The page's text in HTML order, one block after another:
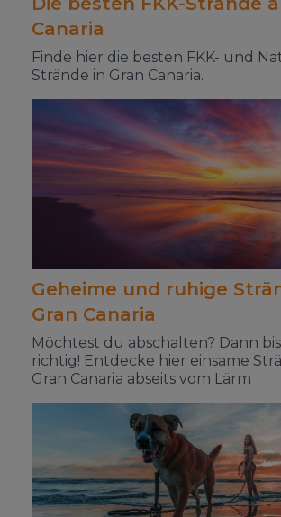
Canaria
Finde hier die besten FKK- und
Strände in Gran Canaria.
Geheime und ruhige
Gran Canaria
Möchtest du abschalten? Dann
richtig! Entdecke hier einsame
Gran Canaria abseits vom Lärm